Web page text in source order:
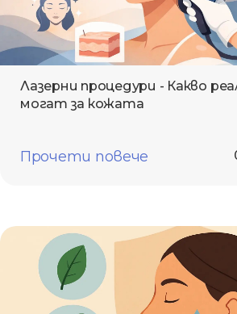
Лазерни процедури - Какво
могат за кожата
Прочети повече